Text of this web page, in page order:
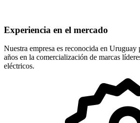
Experiencia en el mercado
Nuestra empresa es reconocida en
años en la comercialización de marcas
eléctricos.